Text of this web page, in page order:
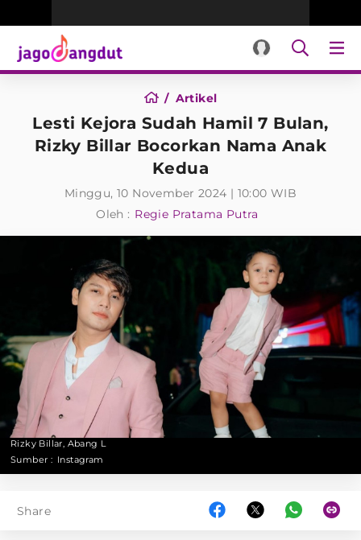
Artikel
Lesti Kejora Sudah Hamil 7 Bulan,
Rizky Billar Bocorkan Nama Anak
Kedua
Minggu, 10 November 2024 | 10:00 WIB
Oleh : Regie Pratama Putra
Rizky Billar, Abang L
Sumber : Instagram
Share